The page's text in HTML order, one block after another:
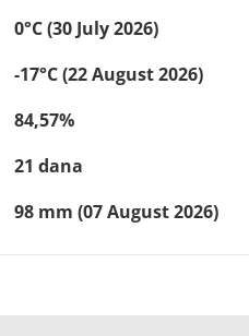
0°C (30 July 2026)
-17°C (22 August 2026)
84,57%
21 dana
98 mm (07 August 2026)